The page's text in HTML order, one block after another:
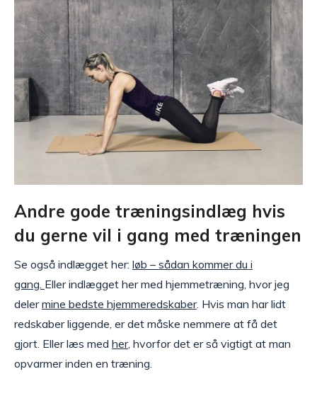
Andre gode træningsindlæg hvis
du gerne vil i gang med træningen
Se også indlægget her: løb – sådan kommer du i
gang. Eller indlægget her med hjemmetræning, hvor jeg
delermine bedste hjemmeredskaber. Hvis man har lidt
redskaber liggende, er det måske nemmere at få det
gjort. Eller læs med her, hvorfor det er så vigtigt at man
opvarmer inden en træning.